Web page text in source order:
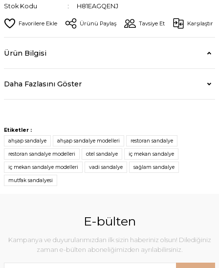
Stok Kodu
H81EAGQENJ
Ürünü Paylaş Tavsiye Et Karşılaştır
Ürün Bilgisi
Daha Fazlasını Göster
Etiketler :
ahşap sandalye
ahşap sandalye modelleri restoran sandalye
restoran sandalye modelleri otel sandalye iç mekan sandalye
iç mekan sandalye modelleri vadi sandalye sağlam sandalye
mutfak sandalyesi
E-bülten
Kampanya ve duyurularımızdan ilk sizin haberiniz olsun! Dilediğiniz
zaman e-bülten aboneliğimizden ayrılabilirsiniz.